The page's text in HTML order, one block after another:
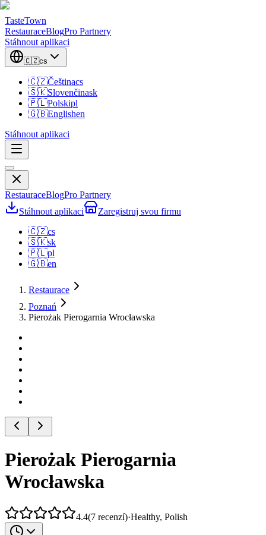
TasteTown
RestauraceBlogPro Partnery
Stáhnout aplikaci
🇨🇿cs
🇨🇿Češtinacs
🇸🇰Slovenčinask
🇵🇱Polskipl
🇬🇧Englishen
Stáhnout aplikaci
RestauraceBlogPro Partnery
Stáhnout aplikaci
Zaregistruj svou firmu
🇨🇿cs
🇸🇰sk
🇵🇱pl
🇬🇧en
Restaurace
Poznań
Pierożak Pierogarnia Wrocławska
Pierożak Pierogarnia
Wrocławska
4.4(7 recenzí)·Healthy, Polish